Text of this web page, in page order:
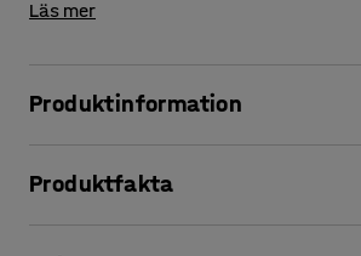
Läs mer
Produktinformation
indränkta i sårlösning – ett praktiskt
Produktfakta